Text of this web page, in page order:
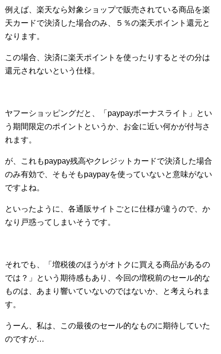
例えば、楽天なら対象ショップで販売されている商品を楽
天カードで決済した場合のみ、５％の楽天ポイント還元と
なります。
この場合、決済に楽天ポイントを使ったりするとその分は
還元されないという仕様。
ヤフーショッピングだと、「paypayボーナスライト」とい
う期間限定のポイントというか、お金に近い何かが付与さ
れます。
が、これもpaypay残高やクレジットカードで決済した場合
のみ有効で、そもそもpaypayを使っていないと意味がない
ですよね。
といったように、各通販サイトごとに仕様が違うので、か
なり戸惑ってしまいそうです。
それでも、「増税後のほうがオトクに買える商品があるの
では？」という期待感もあり、今回の増税前のセール的な
ものは、あまり響いていないのではないか、と考えられま
す。
うーん、私は、この最後のセール的なものに期待していた
のですが…